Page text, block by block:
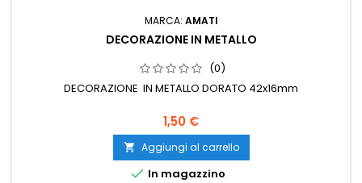
MARCA: AMATI
DECORAZIONE IN METALLO
(0)
DECORAZIONE IN METALLO DORATO 42x16mm
1,50 €
 Aggiungi al carrello
 In magazzino